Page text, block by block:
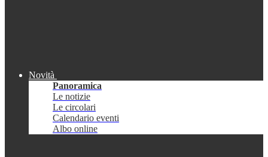
Novità
Panoramica
Le notizie
Le circolari
Calendario eventi
Albo online